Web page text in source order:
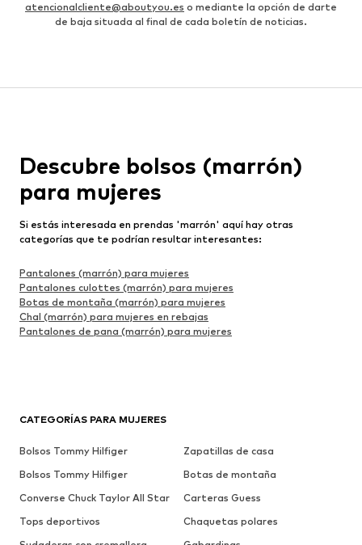
atencionalcliente@aboutyou.es o mediante la opción de darte
de baja situada al final de cada boletín de noticias.
CATEGORÍAS PARA MUJERES
Bolsos Tommy Hilfiger
Zapatillas de casa
Bolsos Tommy Hilfiger
Botas de montaña
Converse Chuck Taylor All Star
Carteras Guess
Tops deportivos
Chaquetas polares
Descubre bolsos (marrón)
para mujeres
Si estás interesada en prendas 'marrón' aquí hay otras
categorías que te podrían resultar interesantes:
Pantalones (marrón) para mujeres
Pantalones culottes (marrón) para mujeres
Botas de montaña (marrón) para mujeres
Chal (marrón) para mujeres en rebajas
Pantalones de pana (marrón) para mujeres